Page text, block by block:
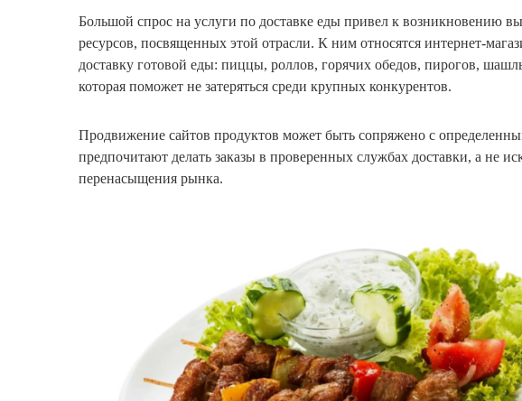
Большой спрос на услуги по доставке еды привел к возникновению
ресурсов, посвященных этой отрасли. К ним относятся интернет-
доставку готовой еды: пиццы, роллов, горячих обедов, пирогов,
которая поможет не затеряться среди крупных конкурентов.
Продвижение сайтов продуктов может быть сопряжено с
предпочитают делать заказы в проверенных службах доставки, а не
перенасыщения рынка.